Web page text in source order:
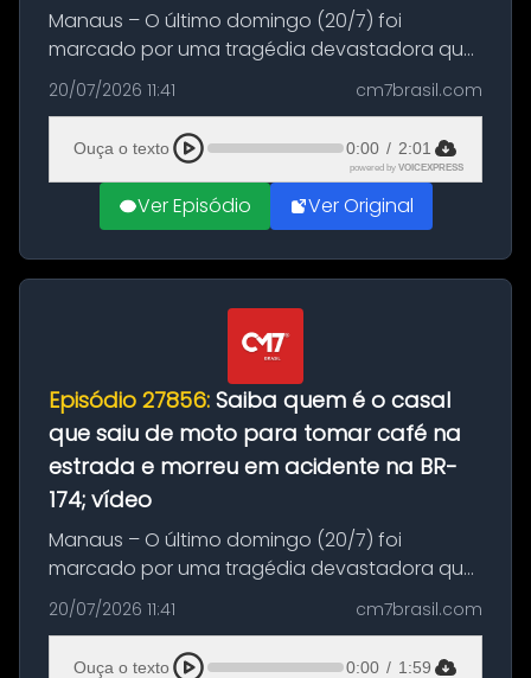
Manaus – O último domingo (20/7) foi
marcado por uma tragédia devastadora que
resultou na morte precoce de dois jovens na
BR-174, na zona rural de Manaus. Um passeio
com destino a um típico café regio...
20/07/2026 11:41 cm7brasil.com
Ouça o texto 0:00 / 2:01
powered by VOICEXPRESS
Ver Episódio Ver Original
Episódio 27856: Saiba quem é o casal
que saiu de moto para tomar café na
estrada e morreu em acidente na BR-
174; vídeo
Manaus – O último domingo (20/7) foi
marcado por uma tragédia devastadora que
resultou na morte precoce de dois jovens na
BR-174, na zona rural de Manaus. Um passeio
com destino a um típico café regio...
20/07/2026 11:41 cm7brasil.com
Ouça o texto 0:00 / 1:59